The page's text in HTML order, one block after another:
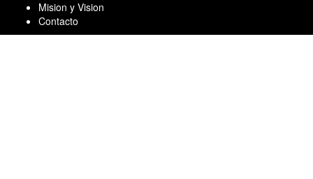
content
Mision y Vision
Contacto